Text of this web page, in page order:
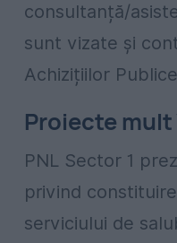
consultanță/
sunt vizate și
Achizițiilor
Proiecte
PNL Sector 1
privind
serviciului de